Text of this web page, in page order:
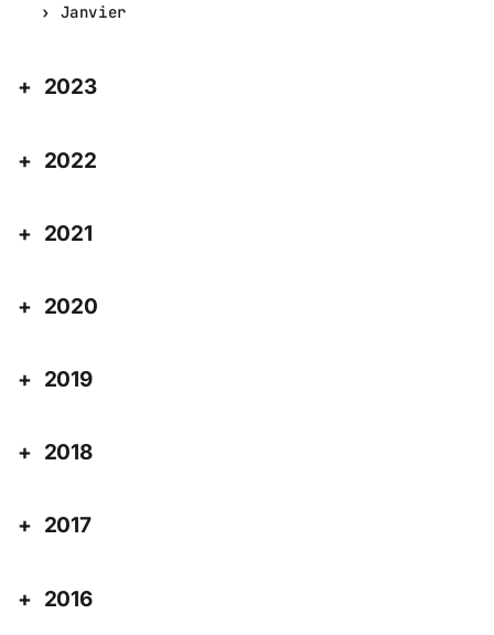
Janvier
2023
2022
2021
2020
2019
2018
2017
2016